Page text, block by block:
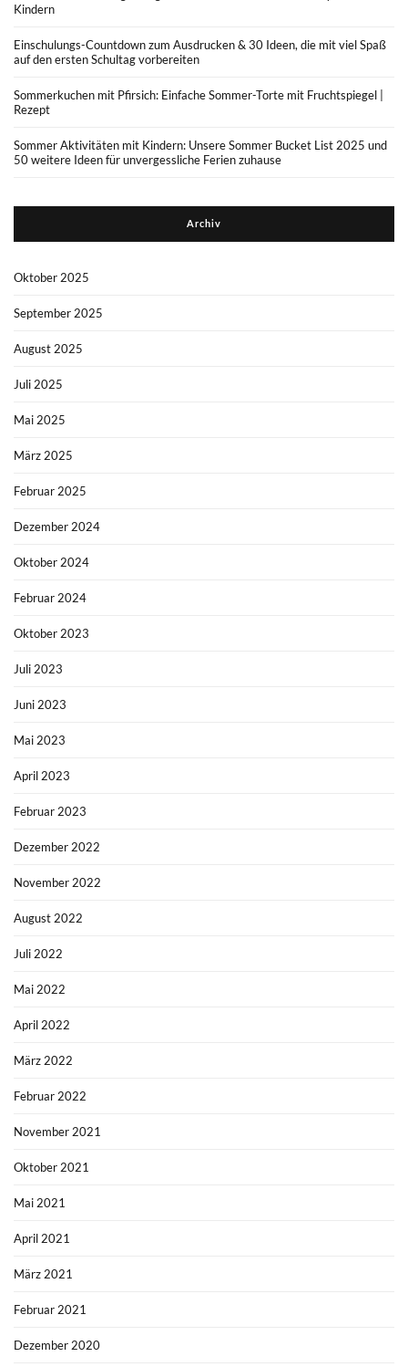
Kindern
Einschulungs-Countdown zum Ausdrucken & 30 Ideen, die mit viel Spaß
auf den ersten Schultag vorbereiten
Sommerkuchen mit Pfirsich: Einfache Sommer-Torte mit Fruchtspiegel |
Rezept
Sommer Aktivitäten mit Kindern: Unsere Sommer Bucket List 2025 und
50 weitere Ideen für unvergessliche Ferien zuhause
Archiv
Oktober 2025
September 2025
August 2025
Juli 2025
Mai 2025
März 2025
Februar 2025
Dezember 2024
Oktober 2024
Februar 2024
Oktober 2023
Juli 2023
Juni 2023
Mai 2023
April 2023
Februar 2023
Dezember 2022
November 2022
August 2022
Juli 2022
Mai 2022
April 2022
März 2022
Februar 2022
November 2021
Oktober 2021
Mai 2021
April 2021
März 2021
Februar 2021
Dezember 2020